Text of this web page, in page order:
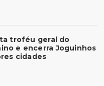
troféu geral do
e encerra Joguinhos
cidades